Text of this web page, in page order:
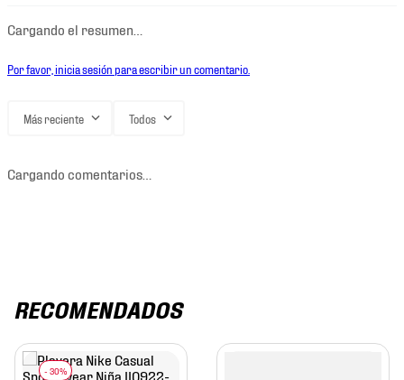
Cargando el resumen…
Por favor, inicia sesión para escribir un comentario.
Más reciente Todos
Cargando comentarios…
RECOMENDADOS